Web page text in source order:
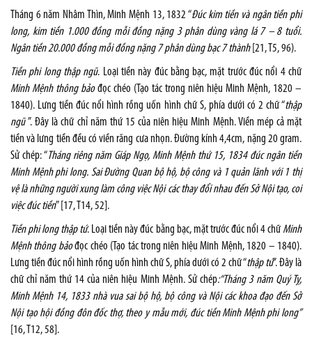
Tháng 6 năm Nhâm Thìn, Minh Mệnh 13, 1832 “Đúc kim tiền và ngân tiền phi
long, kim tiền 1.000 đồng mỗi đồng nặng 3 phân dùng vàng lá 7 – 8 tuổi.
Ngân tiền 20.000 đồng mỗi đồng nặng 7 phân dùng bạc 7 thành [21, T5, 96).
Tiền phi long thập ngũ. Loại tiền này đúc bằng bạc, mặt trước đúc nổi 4 chữ
Minh Mệnh thông bảođọc chéo (Tạo tác trong niên hiệu Minh Mệnh, 1820 –
1840). Lưng tiền đúc nổi hình rồng uốn hình chữ S, phía dưới có 2 chữ “thập
ngũ”. Đây là chữ chỉ năm thứ 15 của niên hiệu Minh Mệnh. Viền mép cả mặt
tiền và lưng tiền đều có viền răng cưa nhọn. Đường kính 4,4cm, nặng 20 gram.
Sử chép: “Tháng riêng năm Giáp Ngọ, Minh Mệnh thứ 15, 1834 đúc ngân tiền
Minh Mệnh phi long. Sai Đường Quan bộ hộ, bộ công và 1 quản lãnh với 1 thị
vệ là những người xung làm công việc Nội các thay đổi nhau đến Sở Nội tạo, coi
việc đúc tiền” [17, T14, 52].
Tiền phi long thập tứ. Loại tiền này đúc bằng bạc, mặt trước đúc nổi 4 chữMinh
Mệnh thông bảođọc chéo (Tạo tác trong niên hiệu Minh Mệnh, 1820 – 1840).
Lưng tiền đúc nổi hình rồng uốn hình chữ S, phía dưới có 2 chữ “thập tứ”. Đây là
chữ chỉ năm thứ 14 của niên hiệu Minh Mệnh. Sử chép:“Tháng 3 năm Quý Tỵ,
Minh Mệnh 14, 1833 nhà vua sai bộ hộ, bộ công và Nội các khoa đạo đến Sở
Nội tạo hội đồng đôn đốc thợ, theo y mẫu mới, đúc tiền Minh Mệnh phi long”
[16, T12, 58].